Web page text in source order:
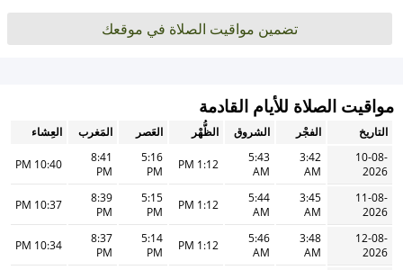
تضمين مواقيت الصلاة في موقعك
مواقيت الصلاة للأيام القادمة
التاريخ الفجْر الشروق الظُّهْر العَصر المَغرب
العِشاء
10-08-
2026
3:42
AM
5:43
AM
1:12 PM
5:16
PM
8:41
PM
10:40 PM
11-08-
2026
3:45
AM
5:44
AM
1:12 PM
5:15
PM
8:39
PM
10:37 PM
12-08-
2026
3:48
AM
5:46
AM
1:12 PM
5:14
PM
8:37
PM
10:34 PM